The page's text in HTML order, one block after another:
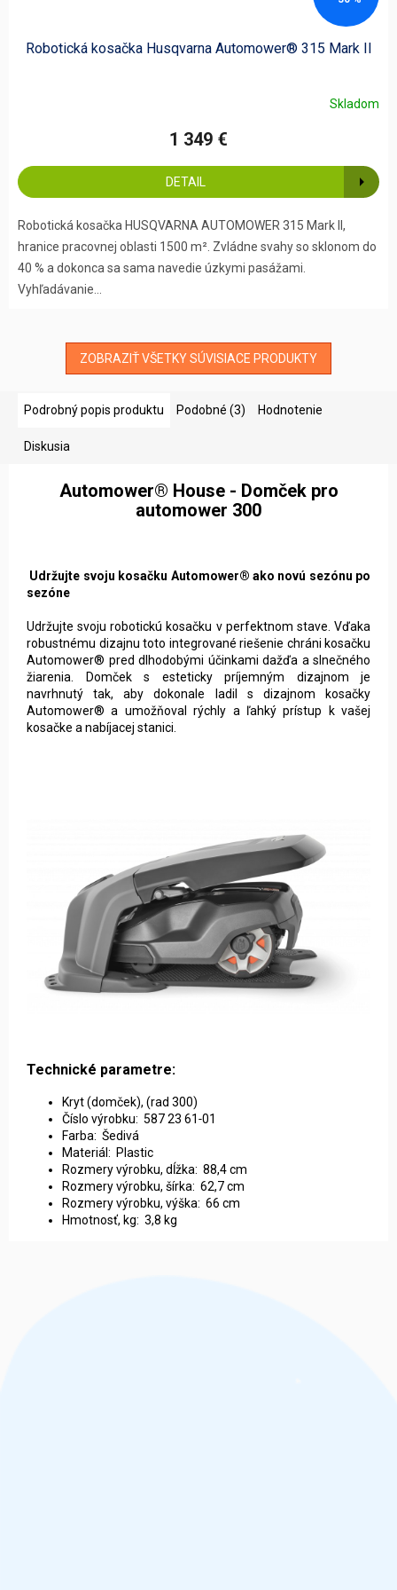
Robotická kosačka Husqvarna Automower® 315 Mark II
Skladom
1 349 €
DETAIL
Robotická kosačka HUSQVARNA AUTOMOWER 315 Mark II,
hranice pracovnej oblasti 1500 m². Zvládne svahy so sklonom do
40 % a dokonca sa sama navedie úzkymi pasážami.
Vyhľadávanie...
ZOBRAZIŤ VŠETKY SÚVISIACE PRODUKTY
Podrobný popis produktu Podobné (3) Hodnotenie
Diskusia
Automower® House - Domček pro
automower 300
Udržujte svoju kosačku Automower® ako novú sezónu po
sezóne
Udržujte svoju robotickú kosačku v perfektnom stave. Vďaka
robustnému dizajnu toto integrované riešenie chráni kosačku
Automower® pred dlhodobými účinkami dažďa a slnečného
žiarenia. Domček s esteticky príjemným dizajnom je
navrhnutý tak, aby dokonale ladil s dizajnom kosačky
Automower® a umožňoval rýchly a ľahký prístup k vašej
kosačke a nabíjacej stanici.
Technické parametre:
Kryt (domček), (rad 300)
Číslo výrobku: 587 23 61‑01
Farba: Šedivá
Materiál: Plastic
Rozmery výrobku, dĺžka: 88,4 cm
Rozmery výrobku, šírka: 62,7 cm
Rozmery výrobku, výška: 66 cm
Hmotnosť, kg: 3,8 kg